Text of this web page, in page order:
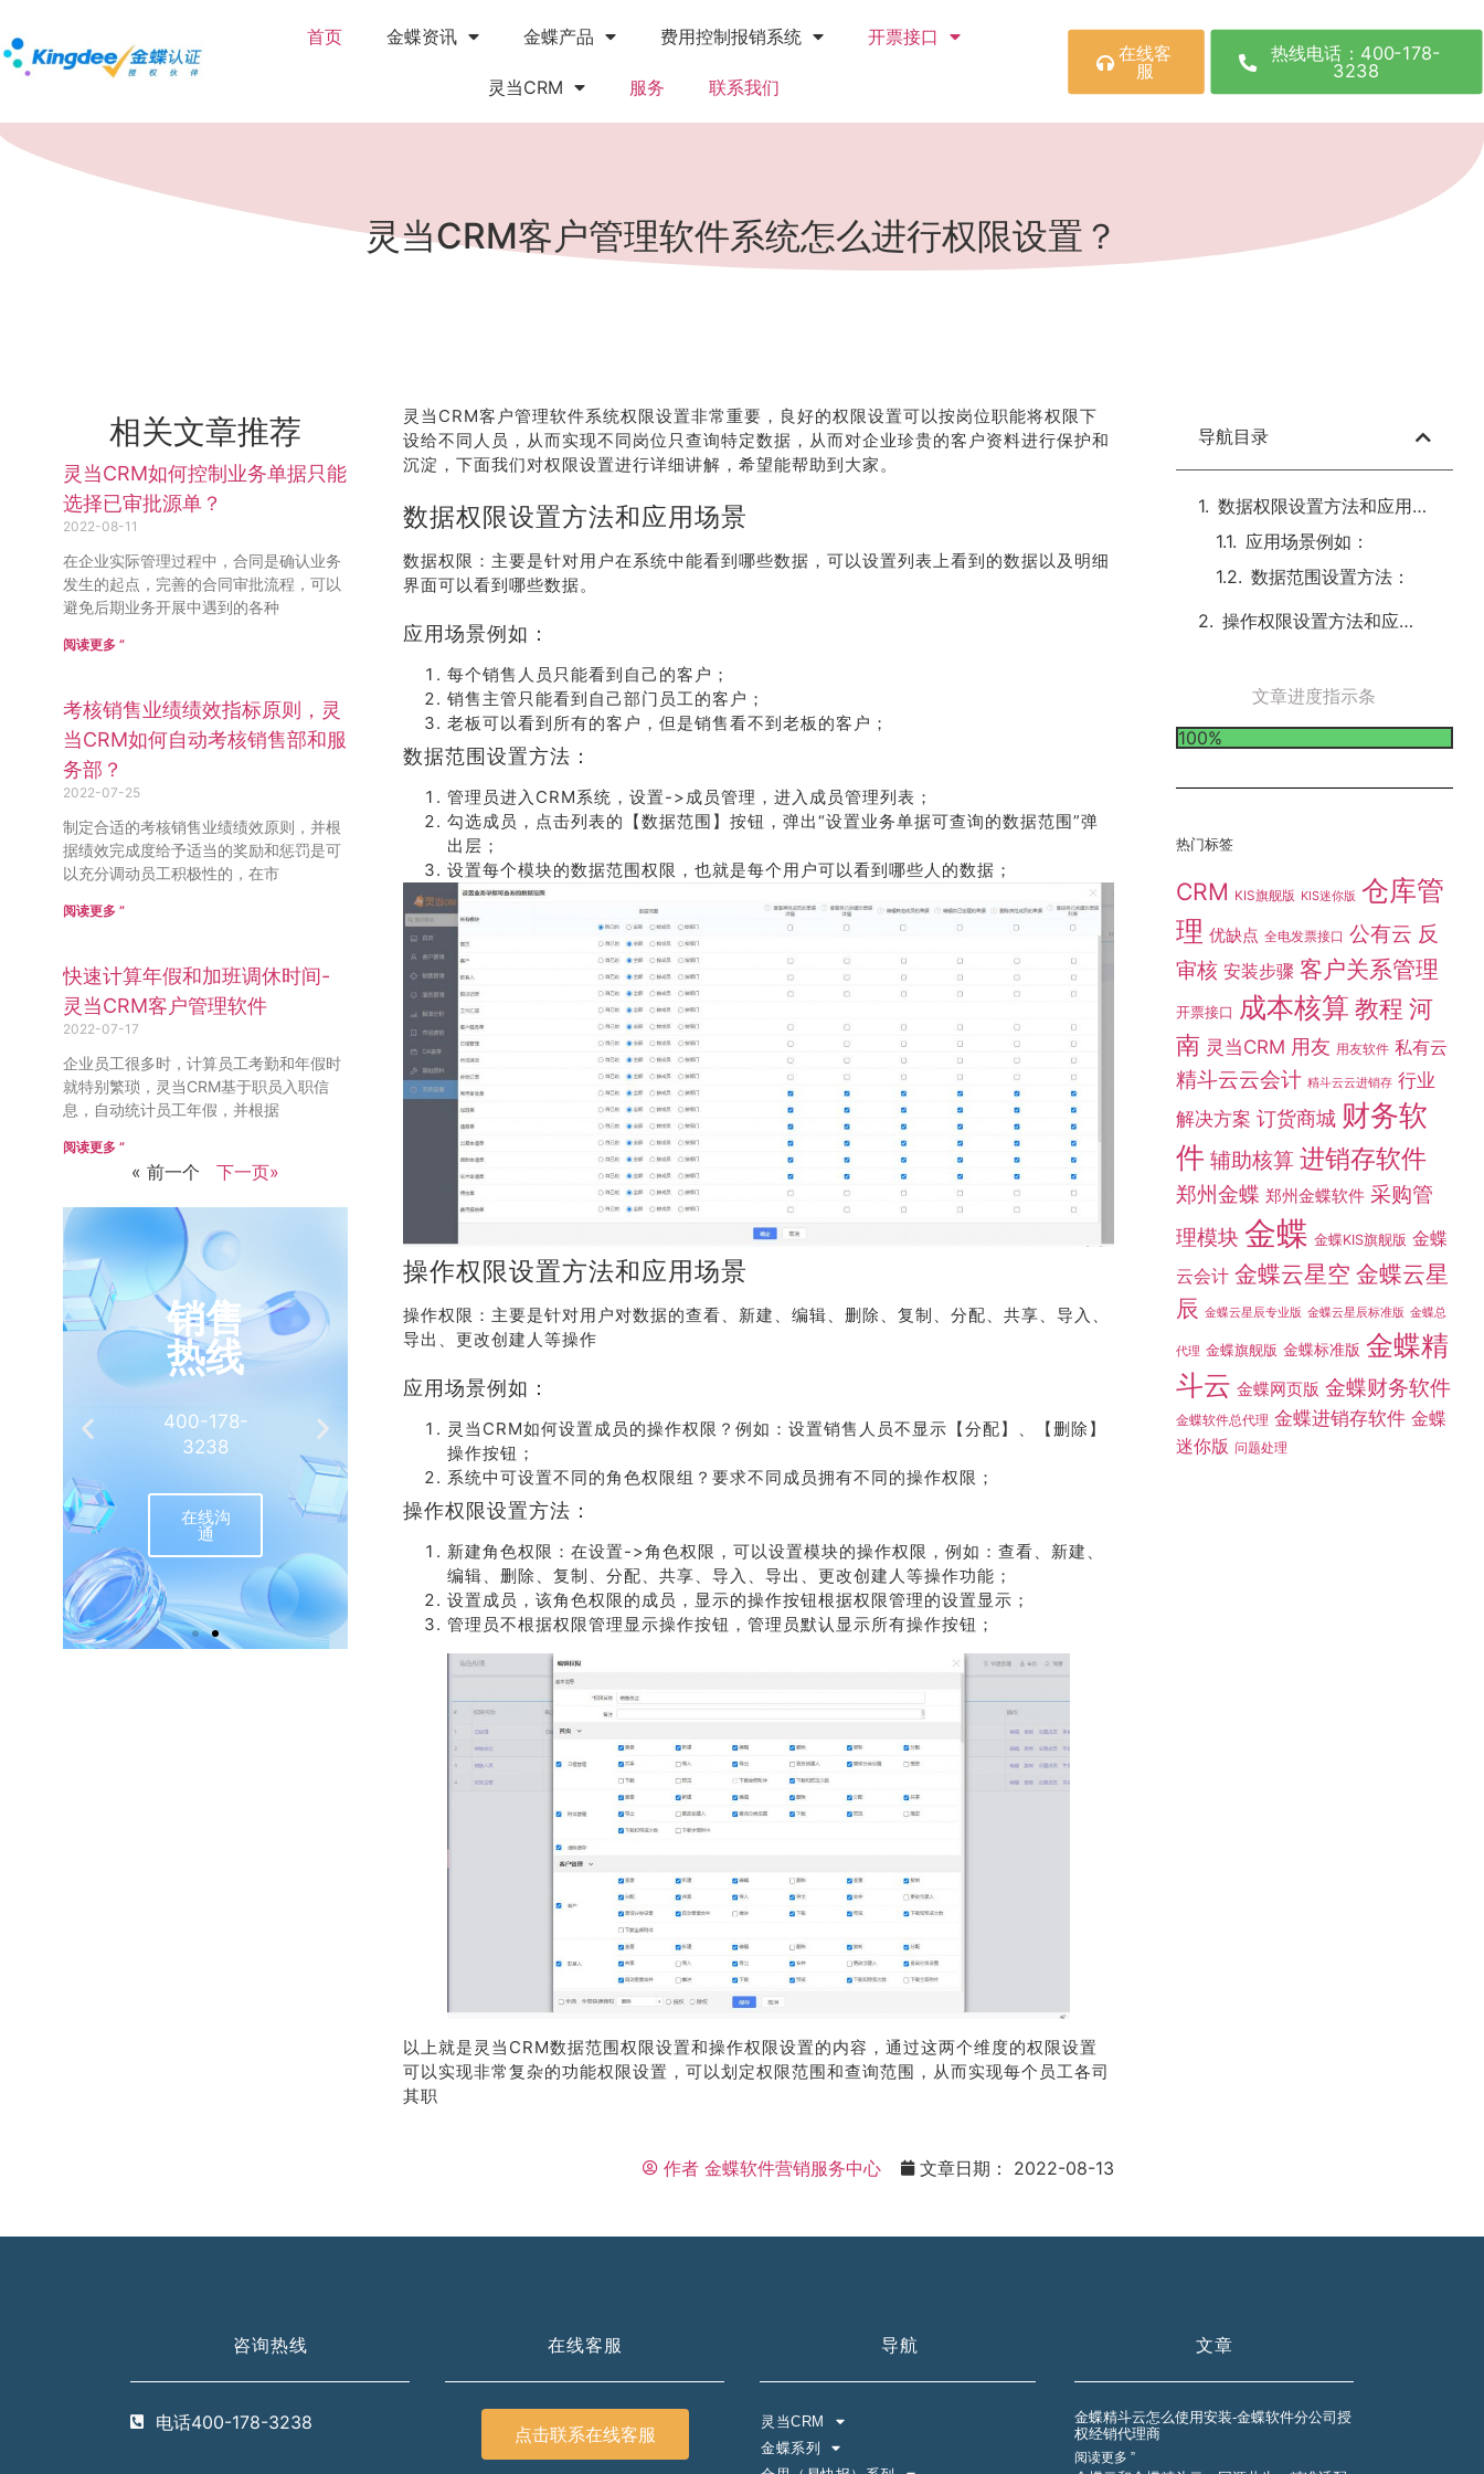
首页 金蝶资讯 金蝶产品 费用控制报销系统 开票接口
灵当CRM 服务 联系我们
在线客
服
热线电话：400-178-
3238
灵当CRM客户管理软件系统怎么进行权限设置？
相关文章推荐
灵当CRM如何控制业务单据只能
选择已审批源单？
2022-08-11
在企业实际管理过程中，合同是确认业务
发生的起点，完善的合同审批流程，可以
避免后期业务开展中遇到的各种
阅读更多 ”
考核销售业绩绩效指标原则，灵
当CRM如何自动考核销售部和服
务部？
2022-07-25
制定合适的考核销售业绩绩效原则，并根
据绩效完成度给予适当的奖励和惩罚是可
以充分调动员工积极性的，在市
阅读更多 ”
快速计算年假和加班调休时间-
灵当CRM客户管理软件
2022-07-17
企业员工很多时，计算员工考勤和年假时
就特别繁琐，灵当CRM基于职员入职信
息，自动统计员工年假，并根据
阅读更多 ”
« 前一个 下一页»
销售
热线
400-178-
3238
在线沟
通
推荐
有礼
介绍客户豪礼
相送
联系我
销售
400-178-
灵当CRM客户管理软件系统权限设置非常重要，良好的权限设置可以按岗位职能将权限下
设给不同人员，从而实现不同岗位只查询特定数据，从而对企业珍贵的客户资料进行保护和
沉淀，下面我们对权限设置进行详细讲解，希望能帮助到大家。
数据权限设置方法和应用场景
数据权限：主要是针对用户在系统中能看到哪些数据，可以设置列表上看到的数据以及明细
界面可以看到哪些数据。
应用场景例如：
每个销售人员只能看到自己的客户；
销售主管只能看到自己部门员工的客户；
老板可以看到所有的客户，但是销售看不到老板的客户；
数据范围设置方法：
管理员进入CRM系统，设置->成员管理，进入成员管理列表；
勾选成员，点击列表的【数据范围】按钮，弹出“设置业务单据可查询的数据范围”弹
出层；
设置每个模块的数据范围权限，也就是每个用户可以看到哪些人的数据；
操作权限设置方法和应用场景
操作权限：主要是针对用户对数据的查看、新建、编辑、删除、复制、分配、共享、导入、
导出、更改创建人等操作
应用场景例如：
灵当CRM如何设置成员的操作权限？例如：设置销售人员不显示【分配】、【删除】
操作按钮；
系统中可设置不同的角色权限组？要求不同成员拥有不同的操作权限；
操作权限设置方法：
新建角色权限：在设置->角色权限，可以设置模块的操作权限，例如：查看、新建、
编辑、删除、复制、分配、共享、导入、导出、更改创建人等操作功能；
设置成员，该角色权限的成员，显示的操作按钮根据权限管理的设置显示；
管理员不根据权限管理显示操作按钮，管理员默认显示所有操作按钮；
以上就是灵当CRM数据范围权限设置和操作权限设置的内容，通过这两个维度的权限设置
可以实现非常复杂的功能权限设置，可以划定权限范围和查询范围，从而实现每个员工各司
其职
作者金蝶软件营销服务中心 文章日期： 2022-08-13
导航目录
数据权限设置方法和应用场景
应用场景例如：
数据范围设置方法：
操作权限设置方法和应用场景
文章进度指示条
100%
热门标签
CRM KIS旗舰版 KIS迷你版 仓库管
理 优缺点 全电发票接口 公有云 反
审核 安装步骤 客户关系管理
开票接口 成本核算 教程 河
南 灵当CRM 用友 用友软件 私有云
精斗云云会计 精斗云云进销存 行业
解决方案 订货商城 财务软
件 辅助核算 进销存软件
郑州金蝶 郑州金蝶软件 采购管
理模块 金蝶 金蝶KIS旗舰版 金蝶
云会计 金蝶云星空 金蝶云星
辰 金蝶云星辰专业版 金蝶云星辰标准版 金蝶总
代理 金蝶旗舰版 金蝶标准版 金蝶精
斗云 金蝶网页版 金蝶财务软件
金蝶软件总代理 金蝶进销存软件 金蝶
迷你版 问题处理
咨询热线
电话400-178-3238
在线客服
点击联系在线客服
导航
灵当CRM
金蝶系列
文章
金蝶精斗云怎么使用安装-金蝶软件分公司授
权经销代理商
阅读更多 ”